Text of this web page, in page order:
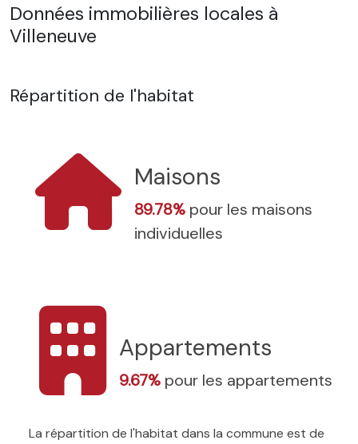
Données immobilières locales à
Villeneuve
Répartition de l'habitat
Maisons
89.78% pour les maisons
individuelles
Appartements
9.67% pour les appartements
La répartition de l'habitat dans la commune est de